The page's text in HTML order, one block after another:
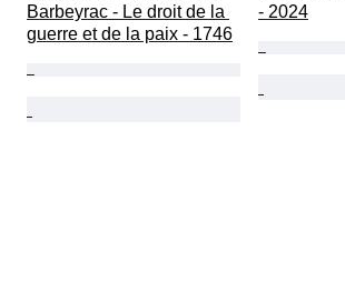
Barbeyrac - Le droit de la
guerre et de la paix - 1746
- 2024